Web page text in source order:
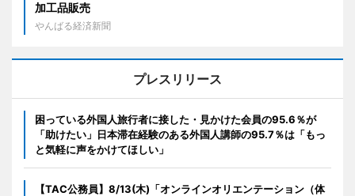
加工品販売
やんばる経済新聞
プレスリリース
困っている外国人旅行者に接した・見かけた会員の95.6％が
「助けたい」日本滞在経験のある外国人講師の95.7％は「もっ
と気軽に声をかけてほしい」
【TAC公務員】8/13(木)「オンラインオリエンテーション（体